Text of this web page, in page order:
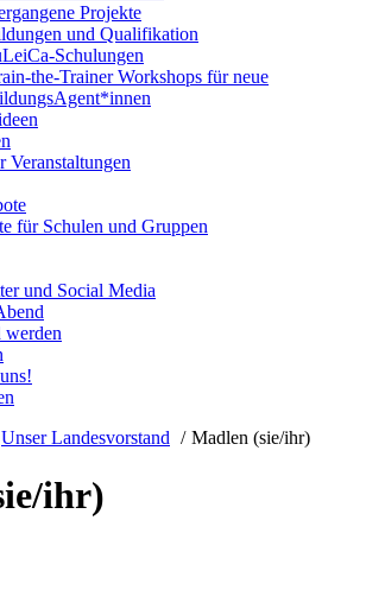
Projekte
und Qualifikation
Schulungen
the-Trainer Workshops für neue
Veranstaltungen
für Schulen und Gruppen
und Social Media
Unser Landesvorstand Madlen (sie/ihr)
ihr)